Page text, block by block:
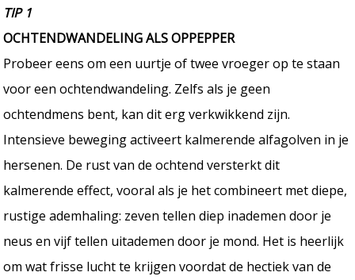
TIP 1
OCHTENDWANDELING ALS OPPEPPER
Probeer eens om een uurtje of twee vroeger op te staan
voor een ochtendwandeling. Zelfs als je geen
ochtendmens bent, kan dit erg verkwikkend zijn.
Intensieve beweging activeert kalmerende alfagolven in je
hersenen. De rust van de ochtend versterkt dit
kalmerende effect, vooral als je het combineert met diepe,
rustige ademhaling: zeven tellen diep inademen door je
neus en vijf tellen uitademen door je mond. Het is heerlijk
om wat frisse lucht te krijgen voordat de hectiek van de